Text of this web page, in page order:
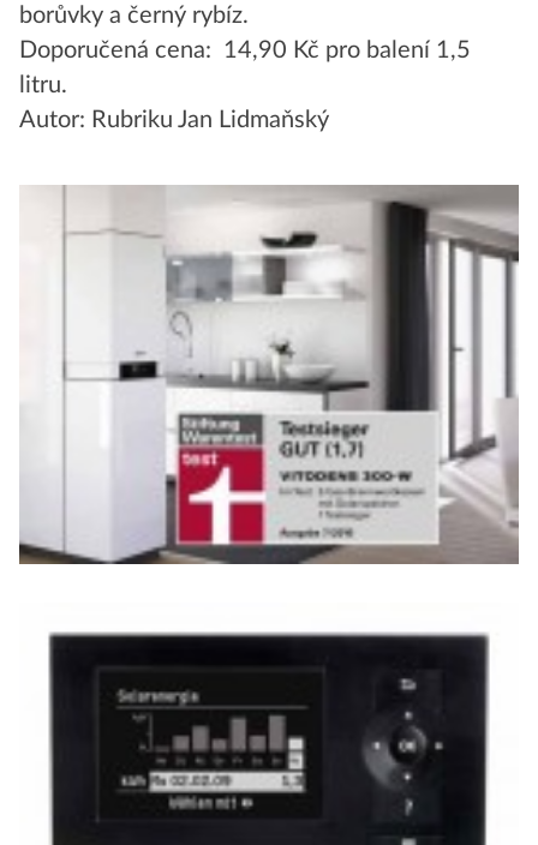
borůvky a černý rybíz.
Doporučená cena: 14,90 Kč pro balení 1,5
litru.
Autor: Rubriku Jan Lidmaňský